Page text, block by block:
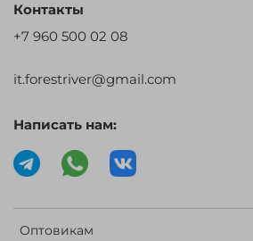
Оптовикам
Контакты
+7 960 500 02 08
it.forestriver@gmail.com
Написать нам: